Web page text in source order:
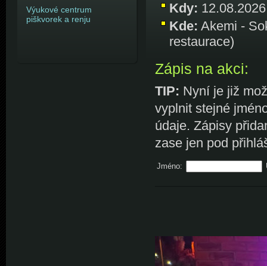
Kdy:
Kde: Akemi -
restaurace)
Zápis na akci:
TIP: Nyní je již
vyplnit stejné
údaje. Zápisy
zase jen pod
Jméno:
Výukové centrum
piškvorek a renju